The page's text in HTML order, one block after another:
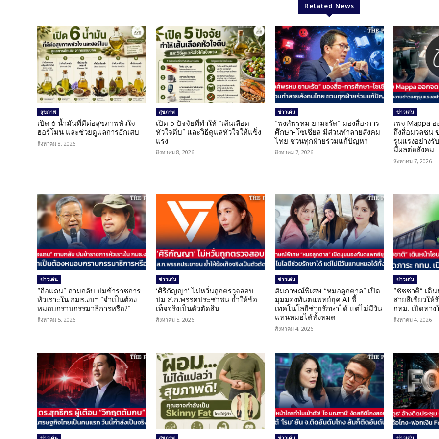
Related News
สุขภาพ
เปิด 6 น้ำมันที่ดีต่อสุขภาพหัวใจ
ฮอร์โมน และช่วยดูแลการอักเสบ
สิงหาคม 8, 2026
สุขภาพ
เปิด 5 ปัจจัยที่ทำให้ “เส้นเลือด
หัวใจตีบ” และวิธีดูแลหัวใจให้แข็ง
แรง
สิงหาคม 8, 2026
ข่าวเด่น
“พงศ์พรหม ยามะรัต” มองสื่อ-การ
ศึกษา-โซเชียล มีส่วนทำลายสังคม
ไทย ชวนทุกฝ่ายร่วมแก้ปัญหา
สิงหาคม 7, 2026
ข่าวเด่น
เพจ Mappa
ถึงสื่อมวลชน
รุนแรงอย่างรั
มีผลต่อสังคม
สิงหาคม 7, 2026
ข่าวเด่น
“ถือแถน” ถามกลับ ปมข้าราชการ
หัวเราะใน กมธ.งบฯ “จำเป็นต้อง
หมอบกราบกรรมาธิการหรือ?”
สิงหาคม 5, 2026
ข่าวเด่น
‘ศิริกัญญา’ ไม่หวั่นถูกตรวจสอบ
ปม ส.ก.พรรคประชาชน ย้ำให้ข้อ
เท็จจริงเป็นตัวตัดสิน
สิงหาคม 5, 2026
ข่าวเด่น
สัมภาษณ์พิเศษ “หมอลูกตาล” เปิด
มุมมองทันตแพทย์ยุค AI ชี้
เทคโนโลยีช่วยรักษาได้ แต่ไม่มีวัน
แทนหมอได้ทั้งหมด
สิงหาคม 4, 2026
ข่าวเด่น
“ชัชชาติ” เดิ
สายสีเขียวให้
กทม. เปิดทา
สิงหาคม 4, 2026